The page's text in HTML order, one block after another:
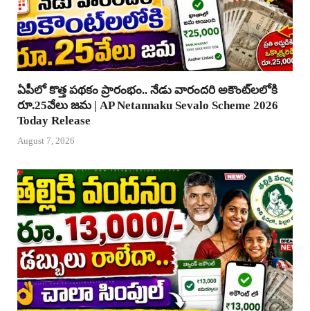
ఏపీలో కొత్త పథకం ప్రారంభం.. నేడు వారందరి అకౌంట్‌లలోకి
రూ.25వేలు జమ | AP Netannaku Sevalo Scheme 2026
Today Release
August 7, 2026